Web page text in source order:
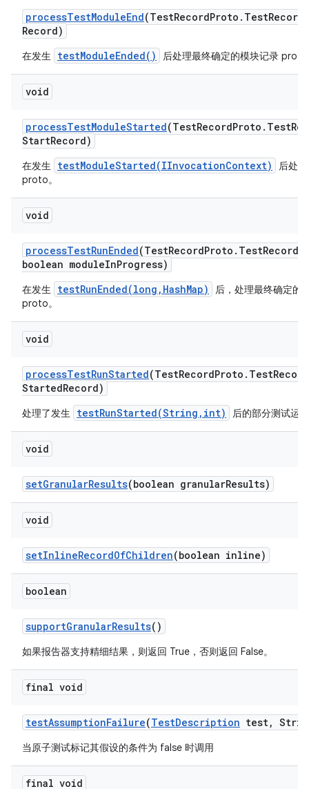
processTestModuleEnd(TestRecordProto . TestRecord
Record)
在发生 testModuleEnded() 后处理最终确定的模块记录
void
processTestModuleStarted(TestRecordProto . Test
StartRecord)
在发生 testModuleStarted(IInvocationContext)
后处
proto。
void
processTestRunEnded(TestRecordProto . TestRecord
boolean moduleInProgress)
在发生 testRunEnded(long,HashMap)
后，处理最终确定的
proto。
void
processTestRunStarted(TestRecordProto . Test
StartedRecord)
处理了发生 testRunStarted(String,int) 后的部分测试运
void
setGranularResults(boolean granularResults)
void
setInlineRecordOfChildren(boolean inline)
boolean
supportGranularResults()
如果报告器支持精细结果，则返回 True，否则返回 False。
final void
testAssumptionFailure(TestDescription test,
当原子测试标记其假设的条件为 false 时调用
final void